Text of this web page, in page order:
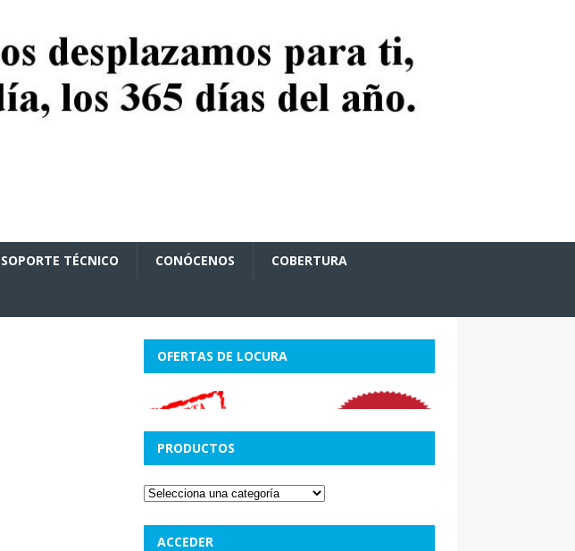
SOPORTE TÉCNICO CONÓCENOS COBERTURA
OFERTAS DE LOCURA
PRODUCTOS
ACCEDER